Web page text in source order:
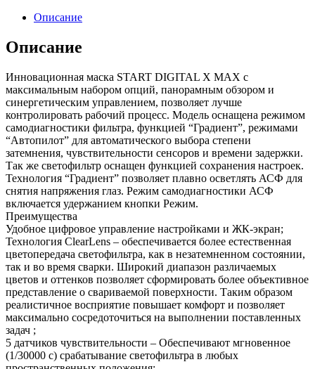
Описание
Описание
Инновационная маска START DIGITAL X MAX с
максимальным набором опций, панорамным обзором и
синергетическим управлением, позволяет лучше
контролировать рабочий процесс. Модель оснащена режимом
самодиагностики фильтра, функцией “Градиент”, режимами
“Автопилот” для автоматического выбора степени
затемнения, чувствительности сенсоров и времени задержки.
Так же светофильтр оснащен функцией сохранения настроек.
Технология “Градиент” позволяет плавно осветлять АСФ для
снятия напряжения глаз. Режим самодиагностики АСФ
включается удержанием кнопки Режим.
Преимущества
Удобное цифровое управление настройками и ЖК-экран;
Технология ClearLens – обеспечивается более естественная
цветопередача светофильтра, как в незатемненном состоянии,
так и во время сварки. Широкий диапазон различаемых
цветов и оттенков позволяет сформировать более объективное
представление о свариваемой поверхности. Таким образом
реалистичное восприятие повышает комфорт и позволяет
максимально сосредоточиться на выполнении поставленных
задач ;
5 датчиков чувствительности – Обеспечивают мгновенное
(1/30000 с) срабатывание светофильтра в любых